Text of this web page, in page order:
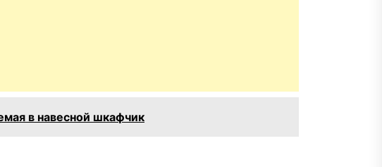
в навесной шкафчик